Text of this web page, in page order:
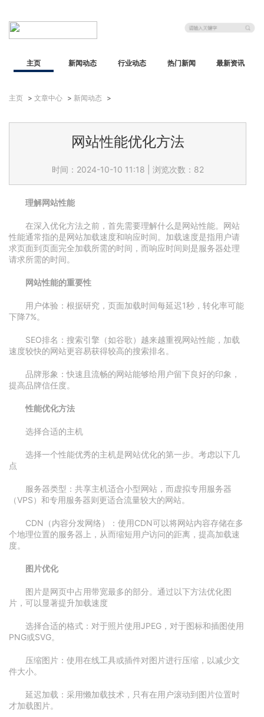
主页 新闻动态 行业动态 热门新闻 最新资讯
主页 > 文章中心 > 新闻动态 >
网站性能优化方法
时间：2024-10-10 11:18 浏览次数：82
理解网站性能
在深入优化方法之前，首先需要理解什么是网站性能。网站
性能通常指的是网站加载速度和响应时间。加载速度是指用户请
求页面到页面完全加载所需的时间，而响应时间则是服务器处理
请求所需的时间。
网站性能的重要性
用户体验：根据研究，页面加载时间每延迟1秒，转化率可能
下降7%。
SEO排名：搜索引擎（如谷歌）越来越重视网站性能，加载
速度较快的网站更容易获得较高的搜索排名。
品牌形象：快速且流畅的网站能够给用户留下良好的印象，
提高品牌信任度。
性能优化方法
选择合适的主机
选择一个性能优秀的主机是网站优化的第一步。考虑以下几
点
服务器类型：共享主机适合小型网站，而虚拟专用服务器
（VPS）和专用服务器则更适合流量较大的网站。
CDN（内容分发网络）：使用CDN可以将网站内容存储在多
个地理位置的服务器上，从而缩短用户访问的距离，提高加载速
度。
图片优化
图片是网页中占用带宽最多的部分。通过以下方法优化图
片，可以显著提升加载速度
选择合适的格式：对于照片使用JPEG，对于图标和插图使用
PNG或SVG。
压缩图片：使用在线工具或插件对图片进行压缩，以减少文
件大小。
延迟加载：采用懒加载技术，只有在用户滚动到图片位置时
才加载图片。